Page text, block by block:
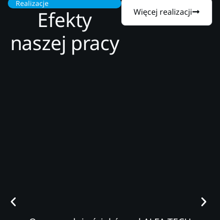
Realizacje
Efekty
naszej pracy
Więcej realizacji